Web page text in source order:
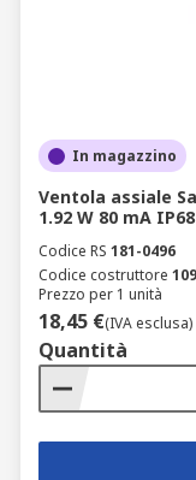
In magazzino
Ventola assiale
1.92 W 80 mA
Codice RS 181-0496
Codice costruttore
Prezzo per 1 unità
18,45 €(IVA esclusa)
Quantità